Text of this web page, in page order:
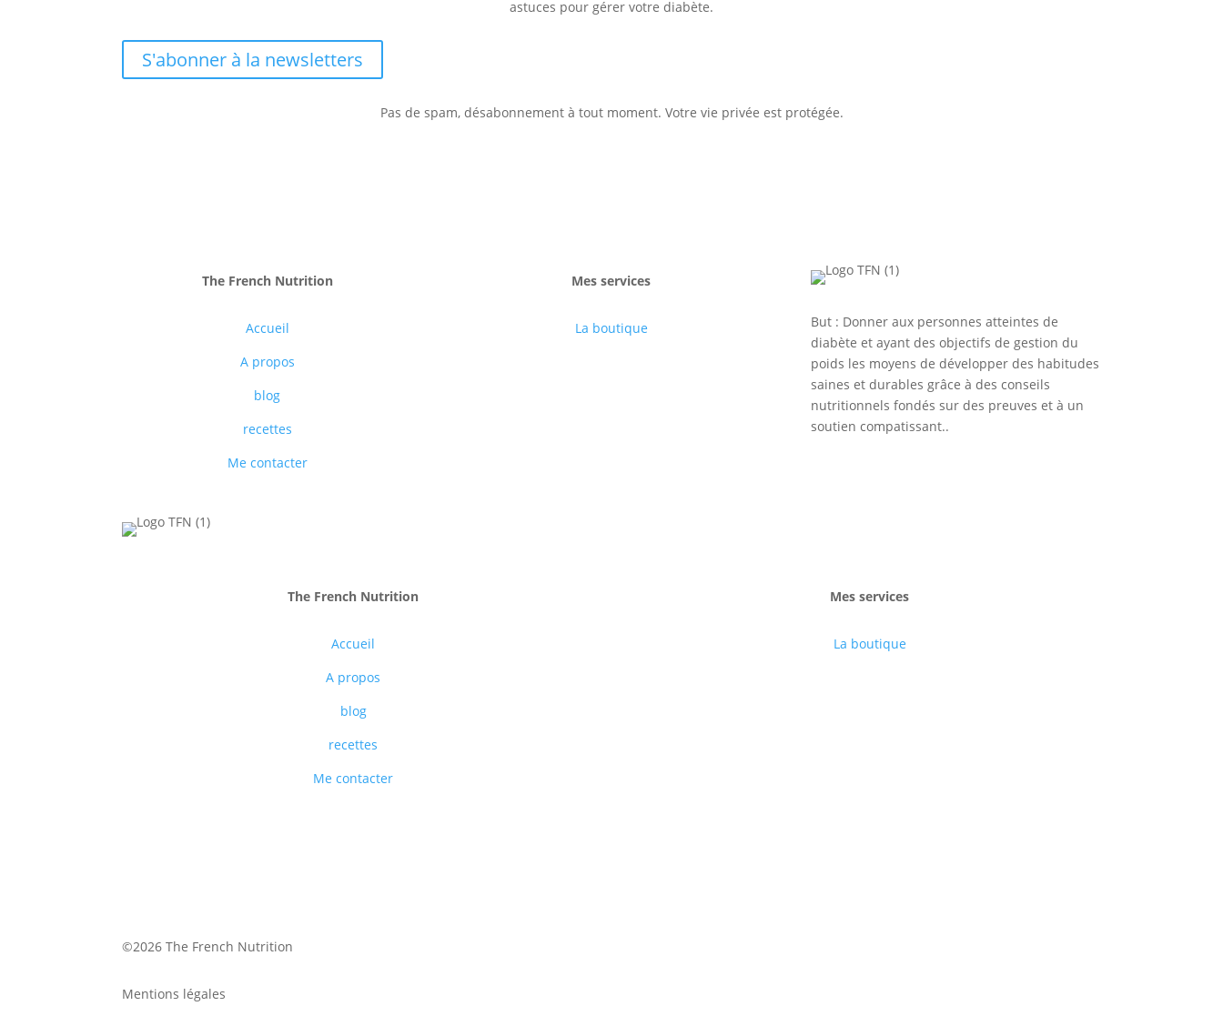
astuces pour gérer votre diabète.
S'abonner à la newsletters
Pas de spam, désabonnement à tout moment. Votre vie privée est protégée.
The French Nutrition
Accueil
A propos
blog
recettes
Me contacter
Mes services
La boutique
But : Donner aux personnes atteintes de
diabète et ayant des objectifs de gestion du
poids les moyens de développer des habitudes
saines et durables grâce à des conseils
nutritionnels fondés sur des preuves et à un
soutien compatissant..
The French Nutrition
Accueil
A propos
blog
recettes
Me contacter
Mes services
La boutique
©2026 The French Nutrition
Mentions légales